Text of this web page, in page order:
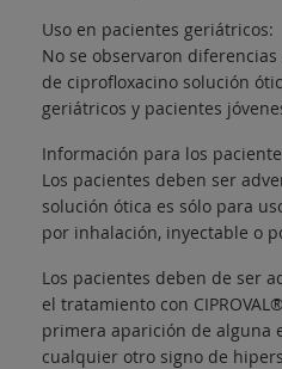
Uso en pacientes geriátricos:
No se observaron
de ciprofloxacino solución
geriátricos y pacientes
Información para los
Los pacientes deben ser
solución ótica es sólo para
por inhalación, inyectable o
Los pacientes deben de ser
el tratamiento con
primera aparición de alguna
cualquier otro signo de